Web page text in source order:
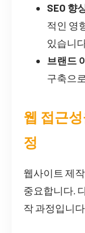
SEO 향
적인 영
있습니
브랜드
구축으
웹 접근
정
웹사이트 제
중요합니다.
작 과정입니